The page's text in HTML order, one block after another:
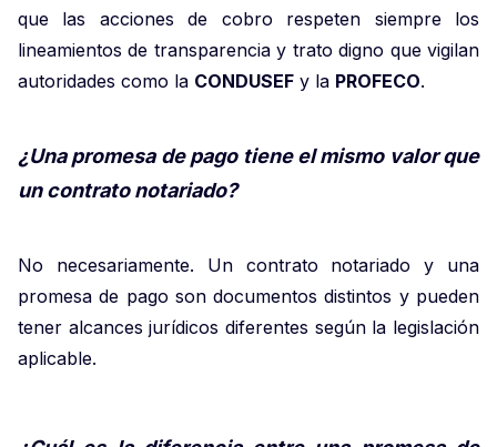
que las acciones de cobro respeten siempre los
lineamientos de transparencia y trato digno que vigilan
autoridades como la CONDUSEF y la PROFECO.
¿Una promesa de pago tiene el mismo valor que
un contrato notariado?
No necesariamente. Un contrato notariado y una
promesa de pago son documentos distintos y pueden
tener alcances jurídicos diferentes según la legislación
aplicable.